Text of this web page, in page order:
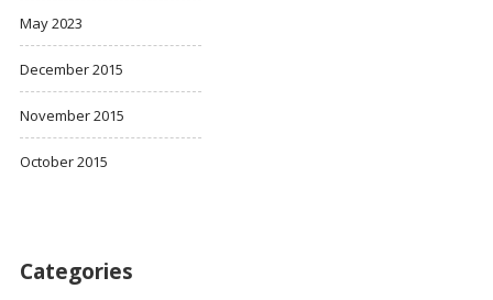
May 2023
December 2015
November 2015
October 2015
Categories